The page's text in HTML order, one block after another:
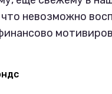
что невозможно